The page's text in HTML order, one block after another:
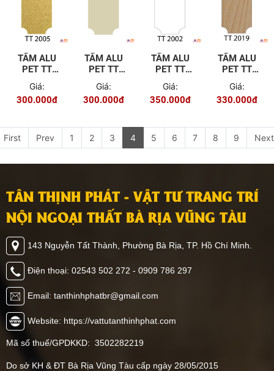
TẤM ALU
PET TT
2005
Giá:
300.000đ
TẤM ALU
PET TT
2003
Giá:
300.000đ
TẤM ALU
PET TT
2002
Giá:
350.000đ
TẤM ALU
PET TT
2019
Giá:
330.000đ
First Prev 1 2 3 4 5 6 7 8 9 Next
TÂN THỊNH PHÁT - VẬT TƯ TRANG TRÍ
NỘI NGOẠI THẤT BÀ RỊA VŨNG TÀU
143 Nguyễn Tất Thành, Phường Bà Rịa, TP. Hồ Chí Minh.
Điện thoại: 02543 502 272 - 0909 786 297
Email: tanthinhphatbr@gmail.com
Website: https://vattutanthinhphat.com
Mã số thuế/GPDKKD: 3502282219
Do sở KH & ĐT Bà Rịa Vũng Tàu cấp ngày 28/05/2015